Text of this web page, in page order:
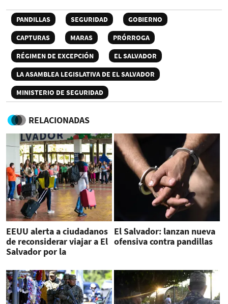
PANDILLAS SEGURIDAD
GOBIERNO
CAPTURAS
MARAS
PRÓRROGA
RÉGIMEN DE EXCEPCIÓN
EL SALVADOR
LA ASAMBLEA LEGISLATIVA DE EL SALVADOR
MINISTERIO DE SEGURIDAD
RELACIONADAS
EEUU alerta a ciudadanos
de reconsiderar viajar a El
Salvador por la
El Salvador: lanzan nueva
ofensiva contra pandillas